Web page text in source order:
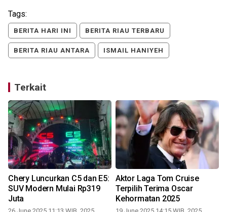
Tags:
BERITA HARI INI BERITA RIAU TERBARU
BERITA RIAU ANTARA ISMAIL HANIYEH
Terkait
Chery Luncurkan C5 dan E5:
SUV Modern Mulai Rp319
Juta
Aktor Laga Tom Cruise
Terpilih Terima Oscar
Kehormatan 2025